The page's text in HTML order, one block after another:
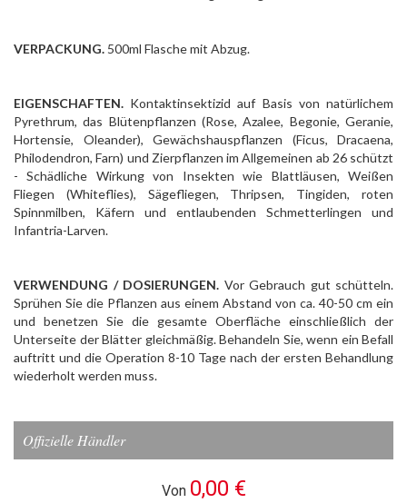
VERPACKUNG. 500ml Flasche mit Abzug.
EIGENSCHAFTEN. Kontaktinsektizid auf Basis von natürlichem
Pyrethrum, das Blütenpflanzen (Rose, Azalee, Begonie, Geranie,
Hortensie, Oleander), Gewächshauspflanzen (Ficus, Dracaena,
Philodendron, Farn) und Zierpflanzen im Allgemeinen ab 26 schützt
- Schädliche Wirkung von Insekten wie Blattläusen, Weißen
Fliegen (Whiteflies), Sägefliegen, Thripsen, Tingiden, roten
Spinnmilben, Käfern und entlaubenden Schmetterlingen und
Infantria-Larven.
VERWENDUNG / DOSIERUNGEN. Vor Gebrauch gut schütteln.
Sprühen Sie die Pflanzen aus einem Abstand von ca. 40-50 cm ein
und benetzen Sie die gesamte Oberfläche einschließlich der
Unterseite der Blätter gleichmäßig. Behandeln Sie, wenn ein Befall
auftritt und die Operation 8-10 Tage nach der ersten Behandlung
wiederholt werden muss.
Offizielle Händler
Von 0,00 €